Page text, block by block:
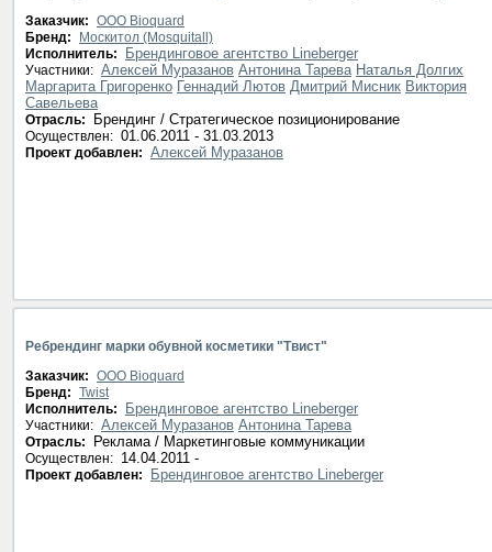
Заказчик: ООО Bioquard
Бренд:
Москитол (Mosquitall)
Исполнитель:
Брендинговое агентство Lineberger
Участники: Алексей Муразанов Антонина Тарева Наталья Долгих
Маргарита Григоренко Геннадий Лютов Дмитрий Мисник Виктория
Савельева
Отрасль: Брендинг / Стратегическое позиционирование
Осуществлен: 01.06.2011 - 31.03.2013
Проект добавлен: Алексей Муразанов
Ребрендинг марки обувной косметики "Твист"
Заказчик: ООО Bioquard
Бренд: Twist
Исполнитель:
Брендинговое агентство Lineberger
Участники: Алексей Муразанов Антонина Тарева
Отрасль: Реклама / Маркетинговые коммуникации
Осуществлен: 14.04.2011 -
Проект добавлен: Брендинговое агентство Lineberger